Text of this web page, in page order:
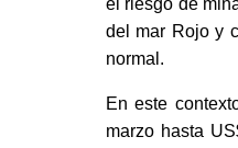
el riesgo de
del mar Rojo y
normal.
En este
marzo hasta